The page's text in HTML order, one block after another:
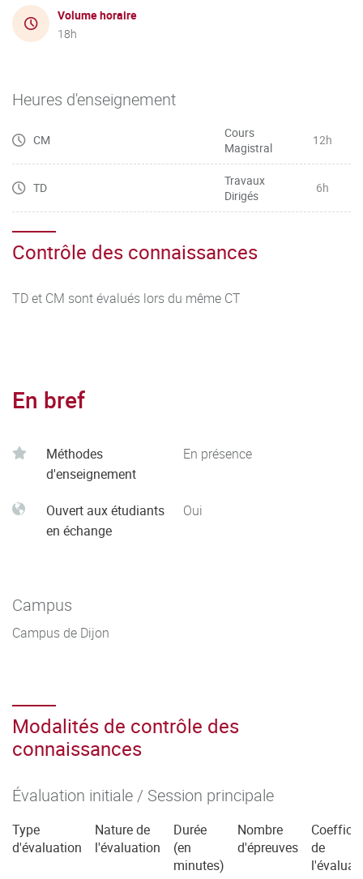
Volume horaire
18h
Heures d'enseignement
CM
Cours
Magistral
12h
TD
Travaux
Dirigés
6h
Contrôle des connaissances
TD et CM sont évalués lors du même CT
En bref
Méthodes
d'enseignement
En présence
Ouvert aux étudiants
en échange
Oui
Campus
Campus de Dijon
Modalités de contrôle des
connaissances
Évaluation initiale / Session principale
Type
d'évaluation
Nature de
l'évaluation
Durée
(en
minutes)
Nombre
d'épreuves
de